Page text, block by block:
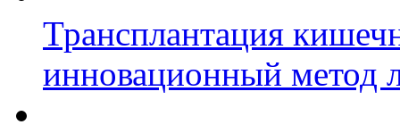
Трансплантация
инновационный метод